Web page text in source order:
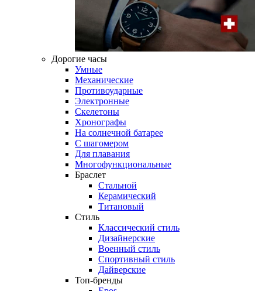
Дорогие часы
Умные
Механические
Противоударные
Электронные
Скелетоны
Хронографы
На солнечной батарее
С шагомером
Для плавания
Многофункциональные
Браслет
Стальной
Керамический
Титановый
Стиль
Классический стиль
Дизайнерские
Военный стиль
Спортивный стиль
Дайверские
Топ-бренды